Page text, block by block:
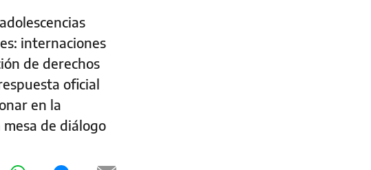
internaciones
de derechos
oficial
en la
de diálogo